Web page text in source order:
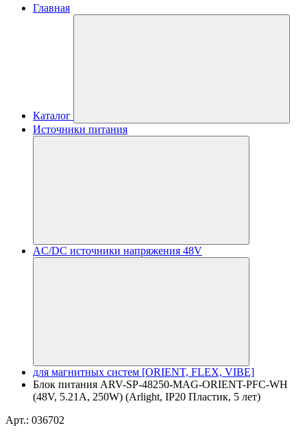
Главная
Каталог
Источники питания
AC/DC источники напряжения 48V
для магнитных систем [ORIENT, FLEX, VIBE]
Блок питания ARV-SP-48250-MAG-ORIENT-PFC-WH
(48V, 5.21A, 250W) (Arlight, IP20 Пластик, 5 лет)
Арт.: 036702